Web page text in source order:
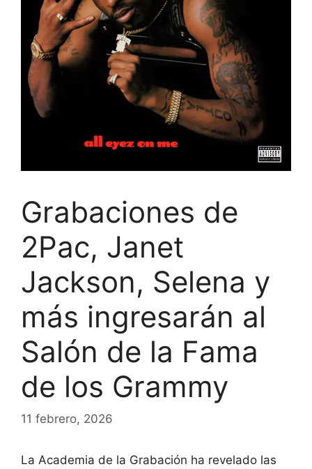
Grabaciones de
2Pac, Janet
Jackson, Selena y
más ingresarán al
Salón de la Fama
de los Grammy
11 febrero, 2026
La Academia de la Grabación ha revelado las